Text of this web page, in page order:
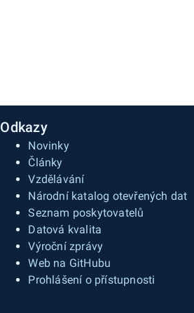
Odkazy
Novinky
Články
Vzdělávání
Národní katalog otevřených dat
Seznam poskytovatelů
Datová kvalita
Výroční zprávy
Web na GitHubu
Prohlášení o přístupnosti